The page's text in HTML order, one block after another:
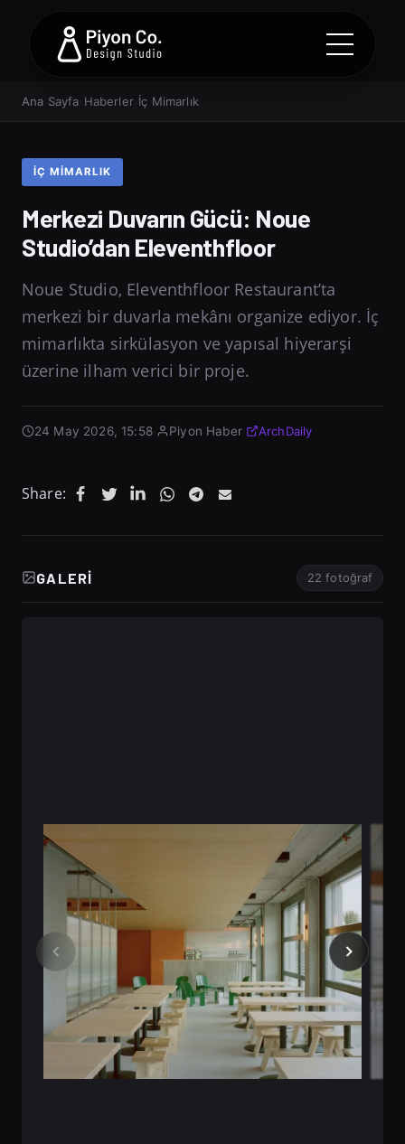
Ana Sayfa Haberler› İç Mimarlık
İÇ MIMARLIK
Merkezi Duvarın Gücü: Noue
Studio’dan Eleventhfloor
Noue Studio, Eleventhfloor Restaurant’ta
merkezi bir duvarla mekânı organize ediyor. İç
mimarlıkta sirkülasyon ve yapısal hiyerarşi
üzerine ilham verici bir proje.
24 May 2026, 15:58· Piyon Haber· ArchDaily
Share:
GALERI 22 fotoğraf